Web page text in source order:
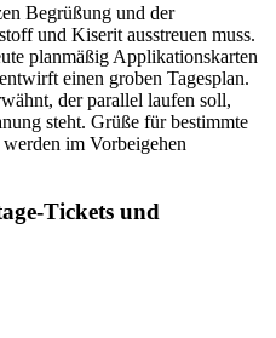
Begrüßung und der
und Kiserit ausstreuen muss.
planmäßig Applikationskarten
einen groben Tagesplan.
der parallel laufen soll,
steht. Grüße für bestimmte
im Vorbeigehen
Tickets und